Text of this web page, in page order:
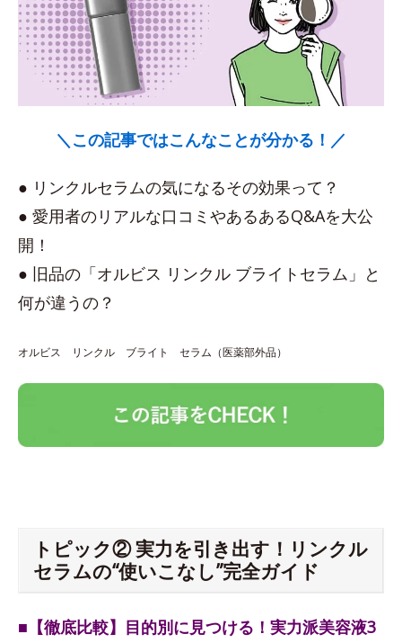
＼この記事ではこんなことが分かる！／
● リンクルセラムの気になるその効果って？
● 愛用者のリアルな口コミやあるあるQ&Aを大公
開！
● 旧品の「オルビス リンクル ブライトセラム」と
何が違うの？
オルビス リンクル ブライト セラム（医薬部外品）
トピック② 実力を引き出す！リンクル
セラムの“使いこなし”完全ガイド
■【徹底比較】目的別に見つける！実力派美容液3